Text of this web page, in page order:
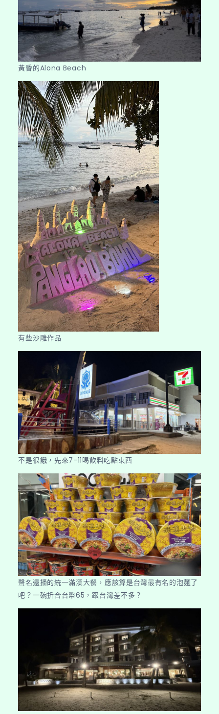
黃昏的Alona Beach
有些沙雕作品
不是很餓，先來7-11喝飲料吃點東西
聲名遠播的統一滿漢大餐，應該算是台灣最有名的泡麵了
吧？一碗折合台幣65，跟台灣差不多？